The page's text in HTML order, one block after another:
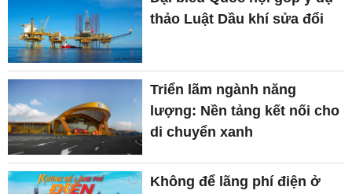
thảo Luật Dầu khí sửa đổi
Triển lãm ngành năng
lượng: Nền tảng kết nối cho
di chuyển xanh
Không để lãng phí điện ở